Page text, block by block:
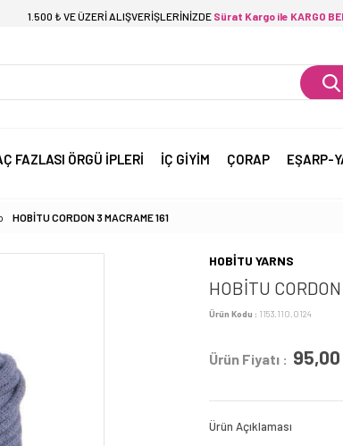
1.500 ₺ VE ÜZERİ ALIŞVERİŞLERİNİZDE Sürat Kargo ile KARGO
FAZLASI ÖRGÜ İPLERİ İÇ GİYİM ÇORAP EŞARP-
HOBİTU CORDON 3 MACRAME 161
HOBİTU YARNS
HOBİTU
Ürün Kodu : 1153.110.0124
Ürün Fiyatı : 95,00
Ürün Açıklaması